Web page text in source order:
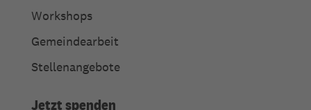
Workshops
Gemeindearbeit
Stellenangebote
Jetzt spenden